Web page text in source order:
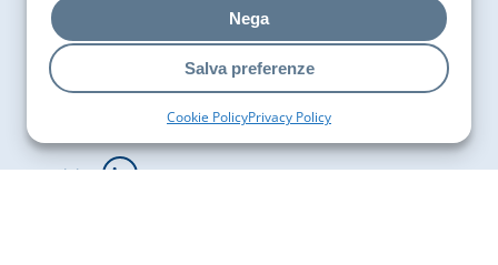
Nega
Salva preferenze
Cookie PolicyPrivacy Policy
Contatti
EMAIL info@cobatyitalia.it
Seguici su